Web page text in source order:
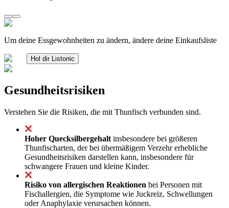
Um deine Essgewohnheiten zu ändern, ändere deine Einkaufsliste
Hol dir Listonic
Gesundheitsrisiken
Verstehen Sie die Risiken, die mit Thunfisch verbunden sind.
Hoher Quecksilbergehalt insbesondere bei größeren
Thunfischarten, der bei übermäßigem Verzehr erhebliche
Gesundheitsrisiken darstellen kann, insbesondere für
schwangere Frauen und kleine Kinder.
Risiko von allergischen Reaktionen bei Personen mit
Fischallergien, die Symptome wie Juckreiz, Schwellungen
oder Anaphylaxie verursachen können.